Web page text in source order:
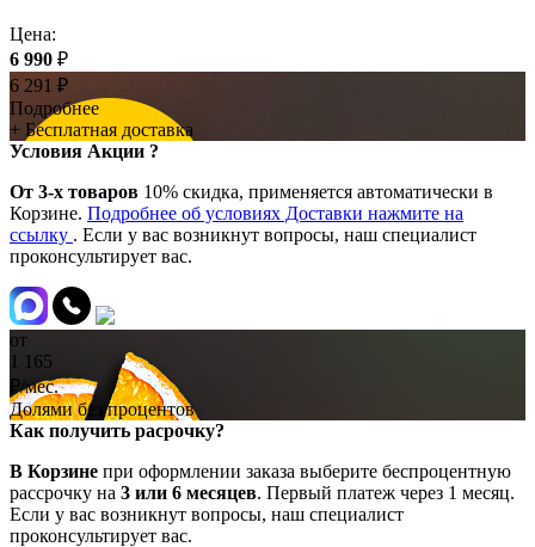
Цена:
6 990 ₽
6 291 ₽
Подробнее
+ Бесплатная доставка
Условия Акции ?
От 3-х товаров 10% скидка, применяется автоматически в
Корзине. Подробнее об условиях Доставки нажмите на
ссылку . Если у вас возникнут вопросы, наш специалист
проконсультирует вас.
от
1 165
₽/мес.
Долями без процентов
Как получить расрочку?
В Корзине при оформлении заказа выберите беспроцентную
рассрочку на 3 или 6 месяцев. Первый платеж через 1 месяц.
Если у вас возникнут вопросы, наш специалист
проконсультирует вас.